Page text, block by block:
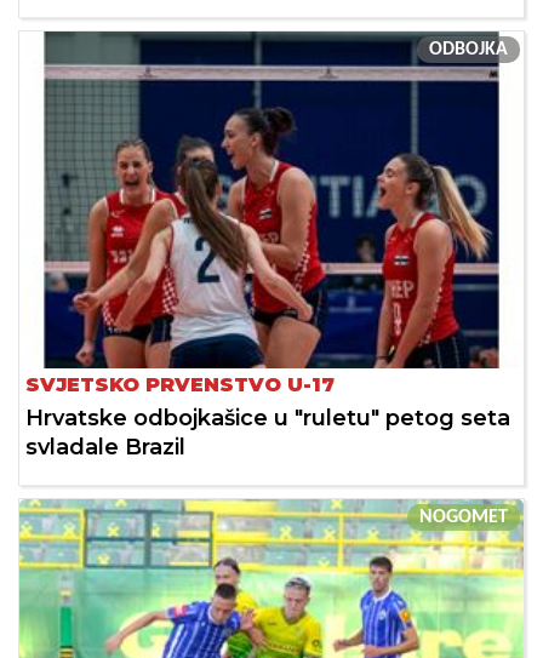
ODBOJKA
SVJETSKO PRVENSTVO U-17
Hrvatske odbojkašice u "ruletu" petog seta
svladale Brazil
NOGOMET